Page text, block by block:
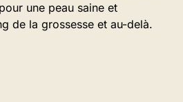
une peau saine et
de la grossesse et au-delà.